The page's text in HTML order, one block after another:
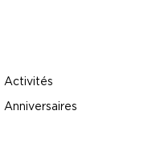
Activités
Anniversaires